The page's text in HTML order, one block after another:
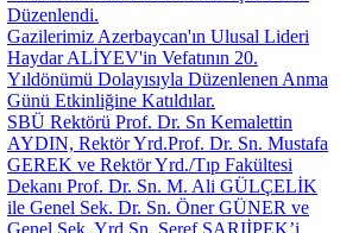
Düzenlendi.
Gazilerimiz Azerbaycan'ın Ulusal Lideri
Haydar ALİYEV'in Vefatının 20.
Yıldönümü Dolayısıyla Düzenlenen Anma
Günü Etkinliğine Katıldılar.
SBÜ Rektörü Prof. Dr. Sn Kemalettin
AYDIN, Rektör Yrd.Prof. Dr. Sn. Mustafa
GEREK ve Rektör Yrd./Tıp Fakültesi
Dekanı Prof. Dr. Sn. M. Ali GÜLÇELİK
ile Genel Sek. Dr. Sn. Öner GÜNER ve
Genel Sek. Yrd.Sn. Şeref SARIİPEK’i